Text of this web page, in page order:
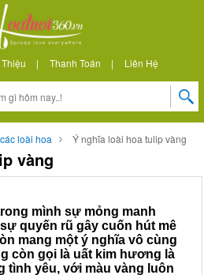
| Thanh Toán | Liên Hệ
loài hoa Ý nghĩa loài hoa tulip vàng
vàng
mình sự mỏng manh
quyến rũ gây cuốn hút mê
mang một ý nghĩa vô cùng
còn gọi là uất kim hương là
tình yêu, với màu vàng luôn